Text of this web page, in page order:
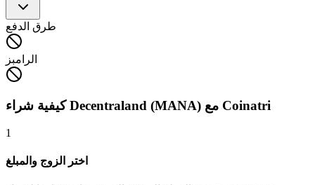
طرق الدفع
الرامبز
كيفية شراء Decentraland (MANA) مع Coinatri
1
اختر الزوج والمبلغ